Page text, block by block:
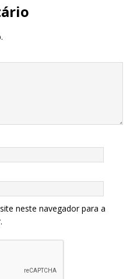
neste navegador para a